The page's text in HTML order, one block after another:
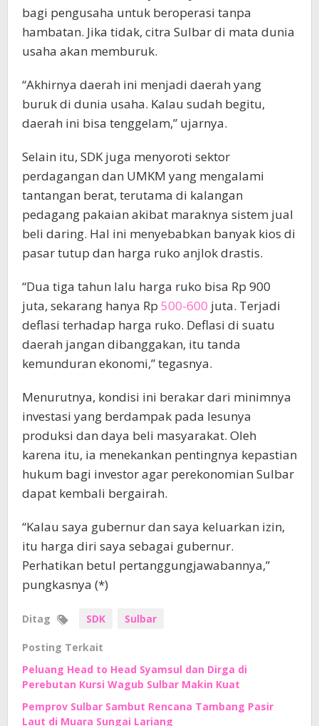
bagi pengusaha untuk beroperasi tanpa
hambatan. Jika tidak, citra Sulbar di mata dunia
usaha akan memburuk.
“Akhirnya daerah ini menjadi daerah yang
buruk di dunia usaha. Kalau sudah begitu,
daerah ini bisa tenggelam,” ujarnya.
Selain itu, SDK juga menyoroti sektor
perdagangan dan UMKM yang mengalami
tantangan berat, terutama di kalangan
pedagang pakaian akibat maraknya sistem jual
beli daring. Hal ini menyebabkan banyak kios di
pasar tutup dan harga ruko anjlok drastis.
“Dua tiga tahun lalu harga ruko bisa Rp 900
juta, sekarang hanya Rp 500-600 juta. Terjadi
deflasi terhadap harga ruko. Deflasi di suatu
daerah jangan dibanggakan, itu tanda
kemunduran ekonomi,” tegasnya.
Menurutnya, kondisi ini berakar dari minimnya
investasi yang berdampak pada lesunya
produksi dan daya beli masyarakat. Oleh
karena itu, ia menekankan pentingnya kepastian
hukum bagi investor agar perekonomian Sulbar
dapat kembali bergairah.
“Kalau saya gubernur dan saya keluarkan izin,
itu harga diri saya sebagai gubernur.
Perhatikan betul pertanggungjawabannya,”
pungkasnya (*)
Ditag SDK Sulbar
Posting Terkait
Peluang Head to Head Syamsul dan Dirga di
Perebutan Kursi Wagub Sulbar Makin Kuat
Pemprov Sulbar Sambut Rencana Tambang Pasir
Laut di Muara Sungai Lariang